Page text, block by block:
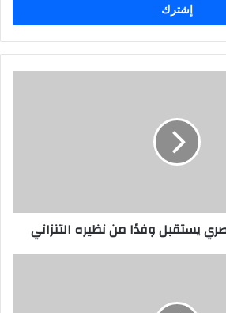
يستقبل وفدًا من نظيره التنزاني